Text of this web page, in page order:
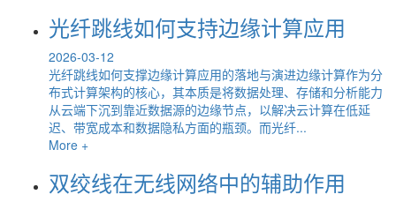
光纤跳线如何支持边缘计算应用
2026-03-12
光纤跳线如何支撑边缘计算应用的落地与演进边缘计算作为分
布式计算架构的核心，其本质是将数据处理、存储和分析能力
从云端下沉到靠近数据源的边缘节点，以解决云计算在低延
迟、带宽成本和数据隐私方面的瓶颈。而光纤...
More +
双绞线在无线网络中的辅助作用